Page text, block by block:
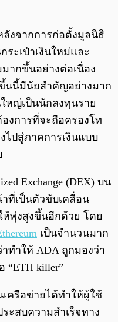
งจากการก่อตั้งมูลนิธิ
ระเป๋าเงินใหม่และ
ากขึ้นอย่างต่อเนื่อง
นนี้มีนัยสำคัญอย่างมาก
หญ่เป็นนักลงทุนราย
งการที่จะถือครองโท
ไปสู่ภาคการเงินแบบ
Exchange (DEX) บน
าที่เป็นตัวขับเคลื่อน
ห้พุ่งสูงขึ้นอีกด้วย โดย
เป็นจำนวนมาก
ทำให้ ADA ถูกมองว่า
“ETH killer”
เครือข่ายได้ทำให้ผู้ใช้
ะสบความสำเร็จทาง